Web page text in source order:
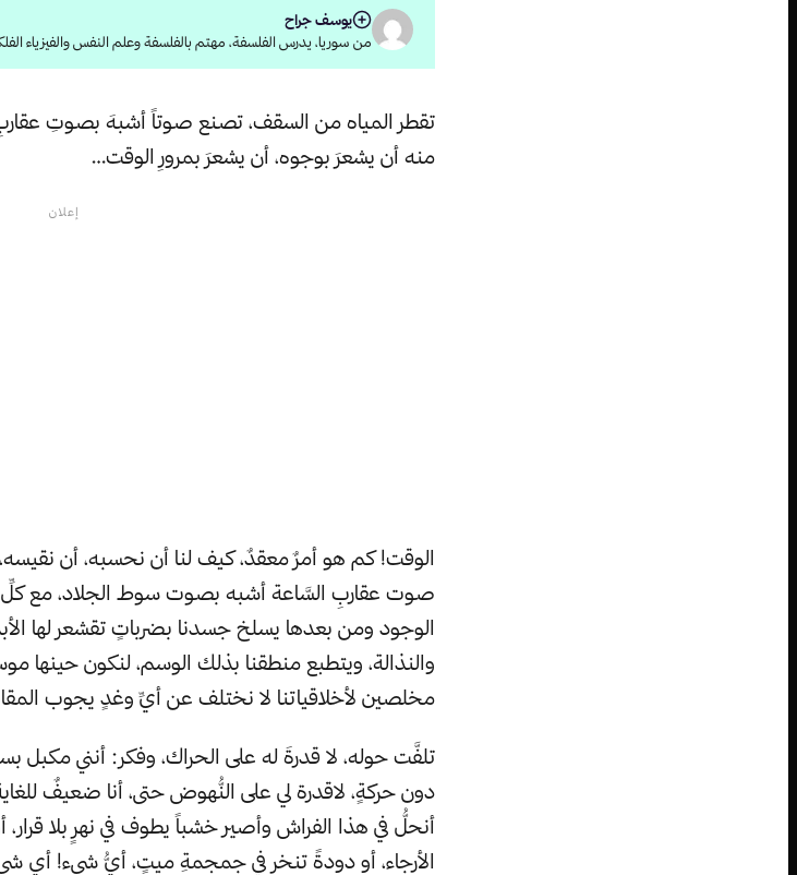
يوسف جراح
من سوريا، يدرس الفلسفة، مهتم بالفلسفة وعلم النفس والفيزياء
تقطر المياه من السقف، تصنع صوتاً أشبهَ بصوتِ
منه أن يشعرَ بوجوه، أن يشعرَ بمرورِ الوقت…
إعلان
الوقت! كم هو أمرٌ معقدٌ، كيف لنا أن نحسبه، أن نقيسه،
صوت عقاربِ السَّاعة أشبه بصوت سوط الجلاد، مع كلِّ
الوجود ومن بعدها يسلخ جسدنا بضرباتٍ تقشعر لها
والنذالة، ويتطبع منطقنا بذلك الوسم، لنكون حينها
مخلصين لأخلاقياتنا لا نختلف عن أيِّ وغدٍ يجوب
تلفَّت حوله، لا قدرةَ له على الحراك، وفكر: أنني مكبل
دون حركةٍ، لاقدرة لي على النُّهوض حتى، أنا ضعيفٌ
أنحلُّ في هذا الفراش وأصير خشباً يطوف في نهرٍ بلا قرار،
الأرجاء، أو دودةً تنخر في جمجمةِ ميتٍ، أيُّ شيء! أي